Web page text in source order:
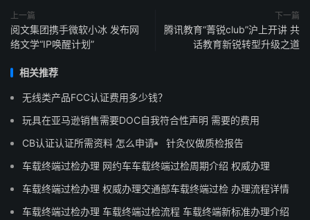
上一篇
阅文集团携手微软小冰 发布网
络文学“IP唤醒计划”
下一篇
腾讯教育“菁锐club”沪上开讲 共
话教育新锐转型升级之道
相关推荐
无线类产品FCC认证费用多少钱？
玩具在亚马逊销售需要DOC自我符合性声明 需要的费用
CB认证认证所需资料 怎么申请
针灸仪做质检报告
车载终端过检办理 网约车车载终端过检周期介绍 权威办理
车载终端过检办理 权威办理交通部车载终端过检 办理流程详情
车载终端过检办理 车载终端过检流程 车载终端新标准办理介绍